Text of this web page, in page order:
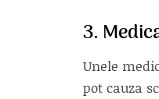
3.
Unele
pot cauza